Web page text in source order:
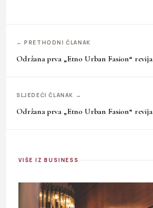
← PRETHODNI ČLANAK
Održana prva „Etno Urban Fasion“ revija
SLJEDEĆI ČLANAK →
Održana prva „Etno Urban Fasion“ revija
VIŠE IZ BUSINESS